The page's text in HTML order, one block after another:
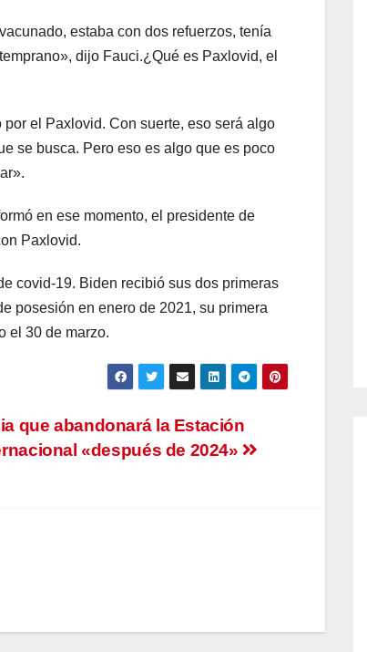
estaba con dos refuerzos, tenía
dijo Fauci.¿Qué es Paxlovid, el
el Paxlovid. Con suerte, eso será algo
se busca. Pero eso es algo que es poco
en ese momento, el presidente de
Paxlovid.
covid-19. Biden recibió sus dos primeras
posesión en enero de 2021, su primera
el 30 de marzo.
que abandonará la Estación
«después de 2024»